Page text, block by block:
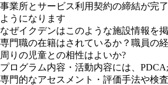
事業所とサービス利用契約の締結が完
ようになります
なぜイクデンはこのような施設情報を
専門職の在籍はされているか？職員の
周りの児童との相性はよいか?
プログラム内容・活動内容には、
専門的なアセスメント・評価手法や検